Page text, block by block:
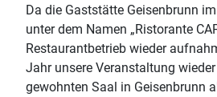
Da die Gaststätte Geisenbrunn
unter dem Namen „Ristorante
Restaurantbetrieb wieder
Jahr unsere Veranstaltung
gewohnten Saal in Geisenbrunn